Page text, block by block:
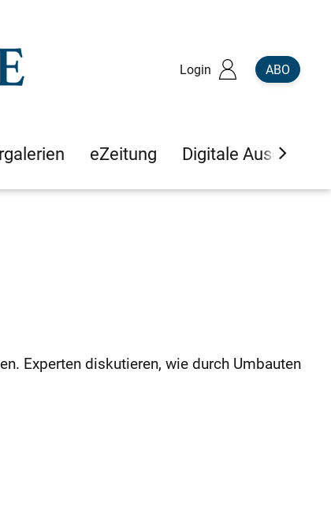
Login ABO
eZeitung Digitale Ausgaben
Experten diskutieren, wie durch Umbauten